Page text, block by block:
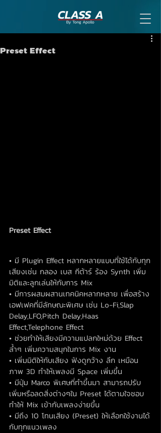
Preset Effect
Preset Effect
• มี Plugin Effect หลากหลายแบบที่ใช้ได้กับทุก
เสียงเช่น กลอง เบส กีต้าร์ ร้อง Synth เพิ่ม
มิติและลูกเล่นให้กับการ Mix
• มีการผสมผสานเทคนิคหลากหลาย เพื่อสร้าง
เอฟเฟคที่มีลักษณะพิเศษ เช่น Lo-Fi,Slap
Delay,LFO,Pitch Delay,Haas
Effect,Telephone Effect
• ช่วยทำให้เสียงมีความแปลกใหม่ด้วย Effect
ล้ำๆ เพิ่มความสนุกในการ Mix งาน
• เพิ่มมิติให้กับเสียง ฟังดูกว้าง ลึก เหมือน
ภาพ 3D ทำให้เพลงมี Space เพิ่มขึ้น
• มีปุ่ม Marco พิเศษที่ทำขึ้นมา สามารถปรับ
เพิ่มหรือลดสิ่งต่างๆใน Preset ได้ตามใจชอบ
ทำให้ Mix เข้ากับเพลงง่ายขึ้น
• มีถึง 10 โทนเสียง (Preset) ให้เลือกใช้งานได้
กับทุกแนวเพลง